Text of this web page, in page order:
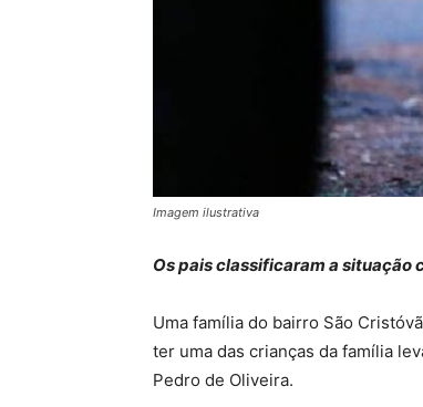
Imagem ilustrativa
Os pais classificaram a situação
Uma família do bairro São
ter uma das crianças da família
Pedro de Oliveira.